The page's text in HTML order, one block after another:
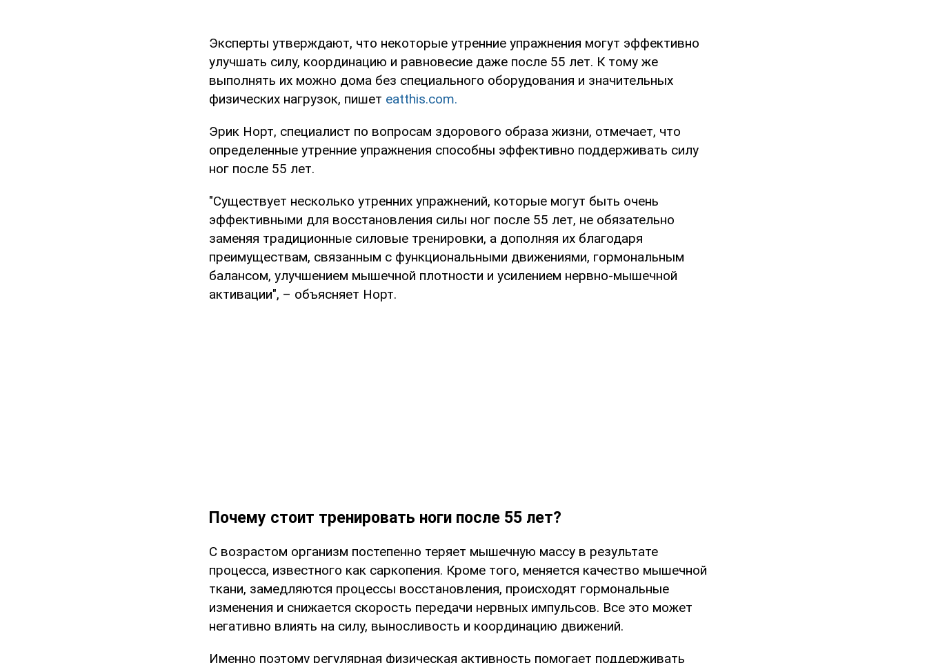
Эксперты утверждают, что некоторые утренние упражнения могут эффективно
улучшать силу, координацию и равновесие даже после 55 лет. К тому же
выполнять их можно дома без специального оборудования и значительных
физических нагрузок, пишет eatthis.com.
Эрик Норт, специалист по вопросам здорового образа жизни, отмечает, что
определенные утренние упражнения способны эффективно поддерживать силу
ног после 55 лет.
"Существует несколько утренних упражнений, которые могут быть очень
эффективными для восстановления силы ног после 55 лет, не обязательно
заменяя традиционные силовые тренировки, а дополняя их благодаря
преимуществам, связанным с функциональными движениями, гормональным
балансом, улучшением мышечной плотности и усилением нервно-мышечной
активации", – объясняет Норт.
Почему стоит тренировать ноги после 55 лет?
С возрастом организм постепенно теряет мышечную массу в результате
процесса, известного как саркопения. Кроме того, меняется качество мышечной
ткани, замедляются процессы восстановления, происходят гормональные
изменения и снижается скорость передачи нервных импульсов. Все это может
негативно влиять на силу, выносливость и координацию движений.
Именно поэтому регулярная физическая активность помогает поддерживать